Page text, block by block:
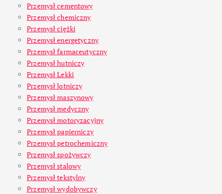
Przemysł cementowy
Przemysł chemiczny
Przemysł ciężki
Przemysł energetyczny
Przemysł farmaceutyczny
Przemysł hutniczy
Przemysł Lekki
Przemysł lotniczy
Przemysł maszynowy
Przemysł medyczny
Przemysł motoryzacyjny
Przemysł papierniczy
Przemysł petrochemiczny
Przemysł spożywczy
Przemysł stalowy
Przemysł tekstylny
Przemysł wydobywczy